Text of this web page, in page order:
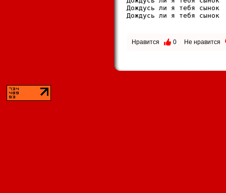
Дождусь ли я тебя сынок
Дождусь ли я тебя сынок
Нравится 0 Не нравится